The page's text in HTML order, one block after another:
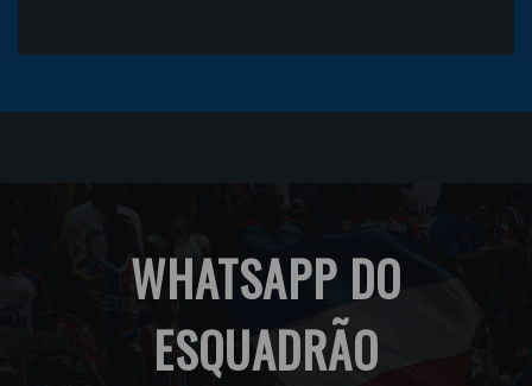
WHATSAPP DO
ESQUADRÃO